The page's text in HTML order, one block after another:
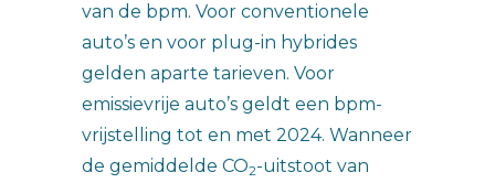
van de bpm. Voor conventionele
auto’s en voor plug-in hybrides
gelden aparte tarieven. Voor
emissievrije auto’s geldt een bpm-
vrijstelling tot en met 2024. Wanneer
de gemiddelde CO2-uitstoot van